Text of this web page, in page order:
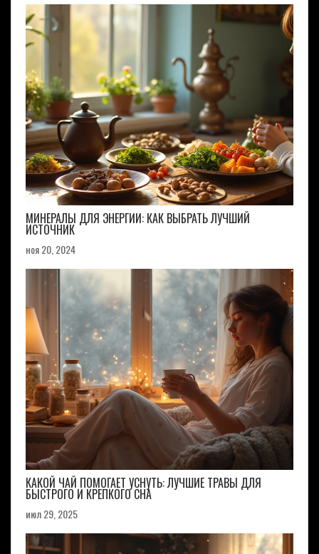
МИНЕРАЛЫ ДЛЯ ЭНЕРГИИ: КАК ВЫБРАТЬ ЛУЧШИЙ
ИСТОЧНИК
ноя 20, 2024
КАКОЙ ЧАЙ ПОМОГАЕТ УСНУТЬ: ЛУЧШИЕ ТРАВЫ ДЛЯ
БЫСТРОГО И КРЕПКОГО СНА
июл 29, 2025